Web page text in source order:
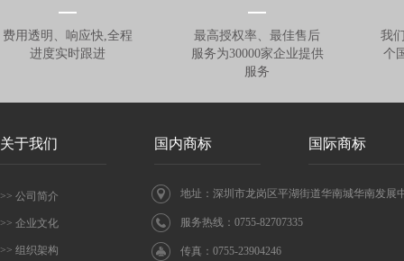
费用透明、响应快,全程
进度实时跟进
最高授权率、最佳售后
服务为30000家企业提供
服务
我
个
关于我们 国内商标 国际商标
>> 公司简介
>> 企业文化
>> 组织架构
地址：深圳市龙岗区平湖街道华南城华南发展
服务热线：0755-82707335
传真：0755-23904246